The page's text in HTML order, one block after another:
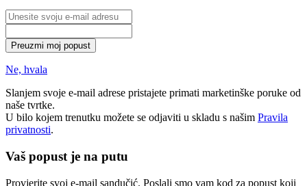
Preuzmi moj popust
Ne, hvala
Slanjem svoje e-mail adrese pristajete primati marketinške poruke od
naše tvrtke.
U bilo kojem trenutku možete se odjaviti u skladu s našim Pravila
privatnosti.
Vaš popust je na putu
Provjerite svoj e-mail sandučić. Poslali smo vam kod za popust koji